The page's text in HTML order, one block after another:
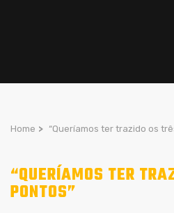
Home > “Queríamos ter trazido os
“QUERÍAMOS TER
PONTOS”